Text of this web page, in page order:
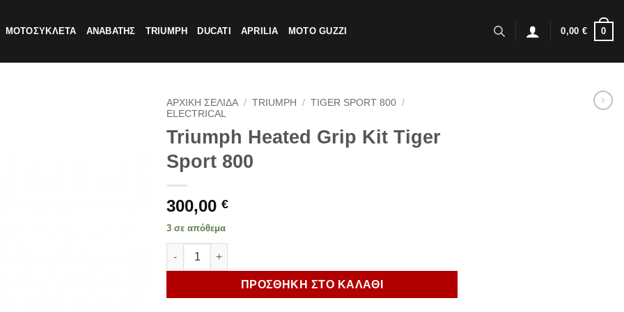
ΜΟΤΟΣΥΚΛΕΤΑ ΑΝΑΒΑΤΗΣ TRIUMPH DUCATI APRILIA MOTO GUZZI 0,00 € 0
ΑΡΧΙΚΗ ΣΕΛΙΔΑ / TRIUMPH / TIGER SPORT 800 /
ELECTRICAL
Triumph Heated Grip Kit Tiger
Sport 800
300,00 €
3 σε απόθεμα
Triumph Heated Grip Kit Tiger Sport 800 ποσότητα
ΠΡΟΣΘΗΚΗ ΣΤΟ ΚΑΛΑΘΙ